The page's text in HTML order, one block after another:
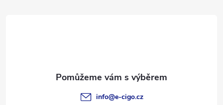
info@e-cigo.cz